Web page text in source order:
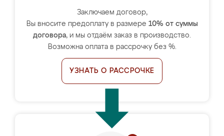
Заключаем договор,
Вы вносите предоплату в размере 10% от суммы
договора, и мы отдаём заказ в производство.
Возможна оплата в рассрочку без %.
УЗНАТЬ О РАССРОЧКЕ